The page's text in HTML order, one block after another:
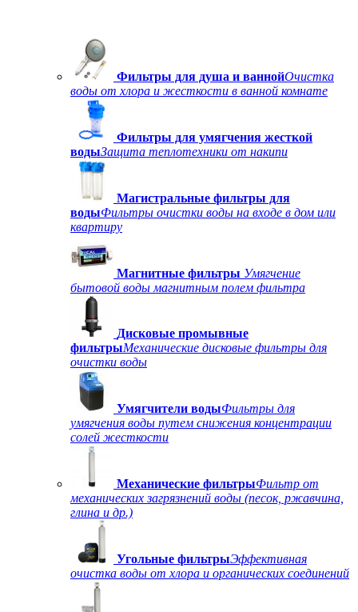
Фильтры для душа и ваннойОчистка
воды от хлора и жесткости в ванной комнате
Фильтры для умягчения жесткой
водыЗащита теплотехники от накипи
Магистральные фильтры для
водыФильтры очистки воды на входе в дом или
квартиру
Магнитные фильтры Умягчение
бытовой воды магнитным полем фильтра
Дисковые промывные
фильтрыМеханические дисковые фильтры для
очистки воды
Умягчители водыФильтры для
умягчения воды путем снижения концентрации
солей жесткости
Механические фильтрыФильтр от
механических загрязнений воды (песок, ржавчина,
глина и др.)
Угольные фильтрыЭффективная
очистка воды от хлора и органических соединений